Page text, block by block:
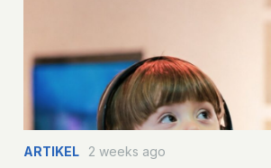
ARTIKEL 2 weeks ago